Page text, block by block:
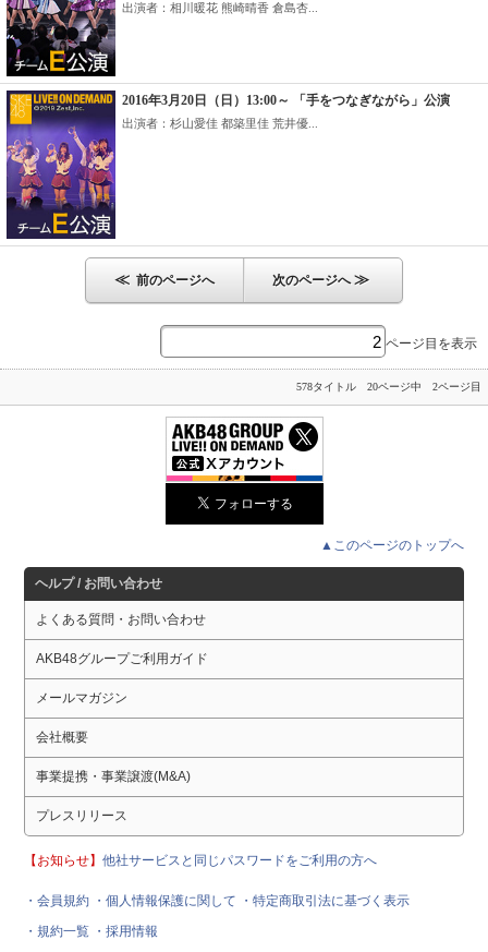
出演者：相川暖花 熊崎晴香 倉島杏...
2016年3月20日（日）13:00～ 「手をつなぎながら」公演
出演者：杉山愛佳 都築里佳 荒井優...
≪ 前のページへ 次のページへ≫
ページ目を表示
578タイトル 20ページ中 2ページ目
▲このページのトップへ
ヘルプ / お問い合わせ
よくある質問・お問い合わせ
AKB48グループご利用ガイド
メールマガジン
会社概要
事業提携・事業譲渡(M&A)
プレスリリース
【お知らせ】他社サービスと同じパスワードをご利用の方へ
・会員規約 ・個人情報保護に関して
・特定商取引法に基づく表示
・規約一覧 ・採用情報